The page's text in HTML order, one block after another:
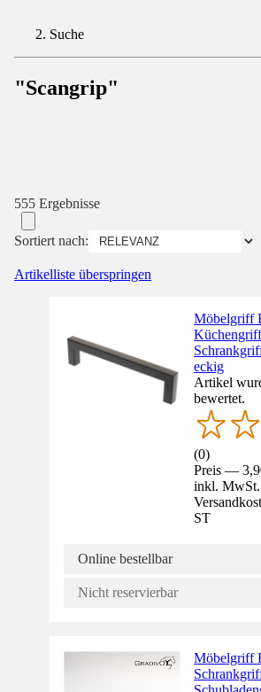
Suche
"Scangrip"
555 Ergebnisse
Sortiert nach:
Artikelliste überspringen
Möbelgriff
eckig
Artikel
bewertet.
(0)
Preis —
inkl.
ST
Online bestellbar
Nicht reservierbar
Möbelgriff